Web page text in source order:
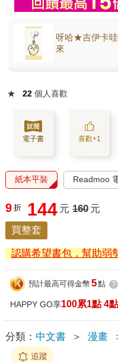
呀哈★吉伊卡
來
★ 22 個人喜歡
電子書 喜歡+1
紙本平裝 Readmoo
9 折 144 元 160 元
買整套
認購希望書包，幫助弱
預計最高可得金幣 5點 ?
HAPPY GO享100累1點 4
分類： 中文書 ＞ 漫畫
追蹤